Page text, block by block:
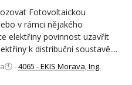
Fotovoltaickou
v rámci nějakého
elektřiny povinnost uzavřít
k distribuční soustavě....
-4065 - EKIS Morava, Ing.